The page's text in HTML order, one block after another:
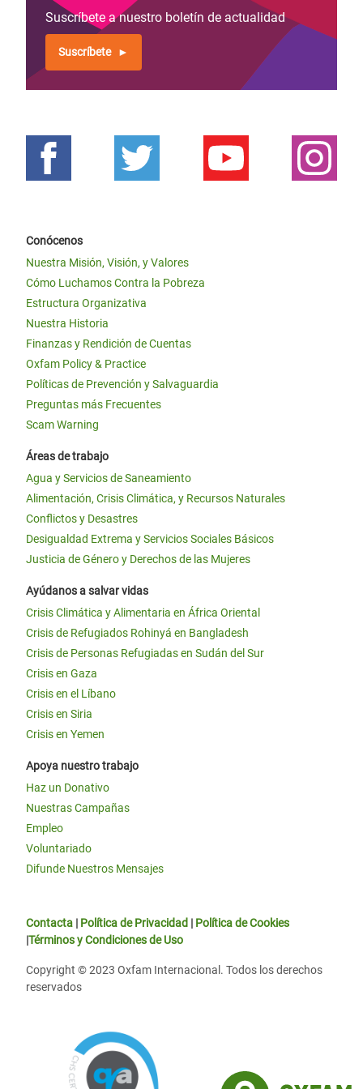
Suscríbete a nuestro boletín de actualidad
Suscríbete
Conócenos
Nuestra Misión, Visión, y Valores
Cómo Luchamos Contra la Pobreza
Estructura Organizativa
Nuestra Historia
Finanzas y Rendición de Cuentas
Oxfam Policy & Practice
Políticas de Prevención y Salvaguardia
Preguntas más Frecuentes
Scam Warning
Áreas de trabajo
Agua y Servicios de Saneamiento
Alimentación, Crisis Climática, y Recursos Naturales
Conflictos y Desastres
Desigualdad Extrema y Servicios Sociales Básicos
Justicia de Género y Derechos de las Mujeres
Ayúdanos a salvar vidas
Crisis Climática y Alimentaria en África Oriental
Crisis de Refugiados Rohinyá en Bangladesh
Crisis de Personas Refugiadas en Sudán del Sur
Crisis en Gaza
Crisis en el Líbano
Crisis en Siria
Crisis en Yemen
Apoya nuestro trabajo
Haz un Donativo
Nuestras Campañas
Empleo
Voluntariado
Difunde Nuestros Mensajes
Contacta | Política de Privacidad | Política de Cookies
|Términos y Condiciones de Uso
Copyright © 2023 Oxfam Internacional. Todos los derechos
reservados